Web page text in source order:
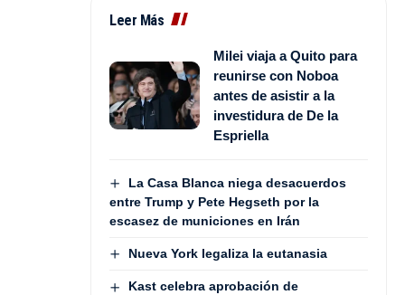
Leer Más
Milei viaja a Quito para
reunirse con Noboa
antes de asistir a la
investidura de De la
Espriella
La Casa Blanca niega desacuerdos
entre Trump y Pete Hegseth por la
escasez de municiones en Irán
Nueva York legaliza la eutanasia
Kast celebra aprobación de